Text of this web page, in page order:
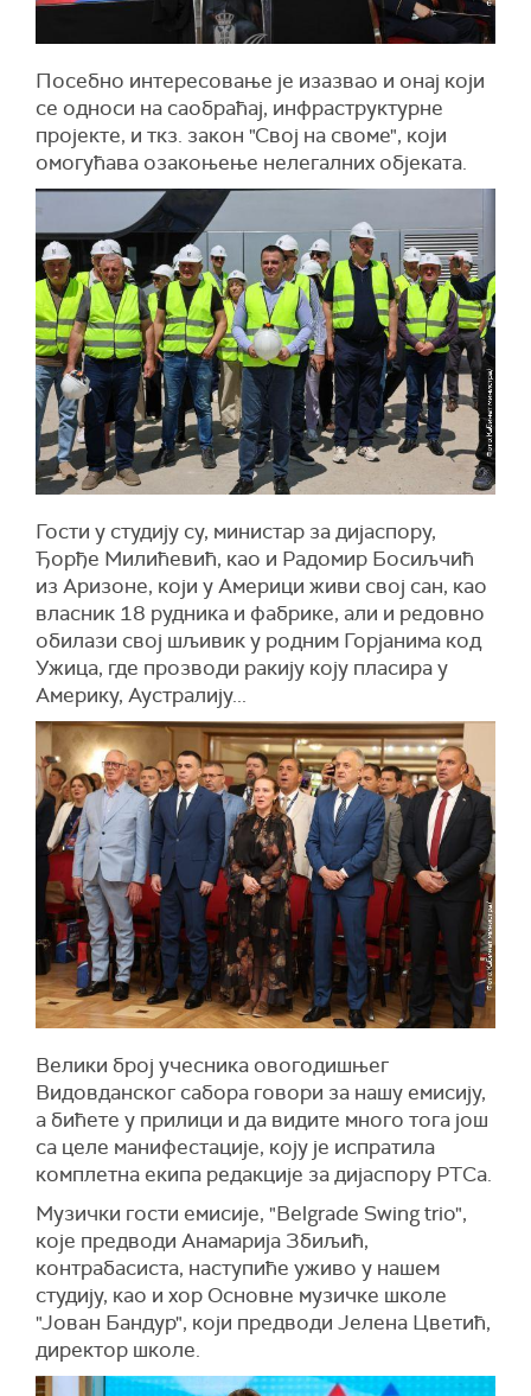
Посебно интересовање је изазвао и онај који
се односи на саобраћај, инфраструктурне
пројекте, и ткз. закон "Свој на своме", који
омогућава озакоњење нелегалних објеката.
Гости у студију су, министар за дијаспору,
Ђорђе Милићевић, као и Радомир Босиљчић
из Аризоне, који у Америци живи свој сан, као
власник 18 рудника и фабрике, али и редовно
обилази свој шљивик у родним Горјанима код
Ужица, где прозводи ракију коју пласира у
Америку, Аустралију...
Велики број учесника овогодишњег
Видовданског сабора говори за нашу емисију,
а бићете у прилици и да видите много тога још
са целе манифестације, коју је испратила
комплетна екипа редакције за дијаспору РТСа.
Музички гости емисије, "Belgrade Swing trio",
које предводи Анамарија Збиљић,
контрабасиста, наступиће уживо у нашем
студију, као и хор Основне музичке школе
"Јован Бандур", који предводи Јелена Цветић,
директор школе.